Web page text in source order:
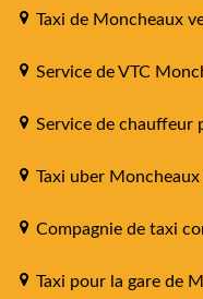
Taxi de Moncheaux
Service de VTC
Service de chauffeur
Taxi uber
Compagnie de taxi
Taxi pour la gare de